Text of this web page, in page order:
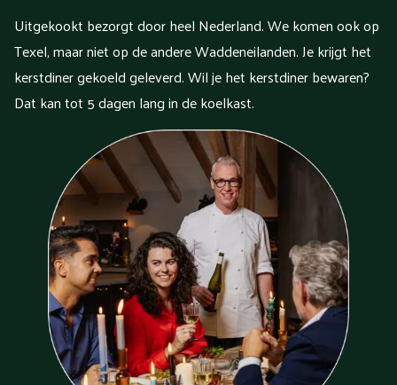
Uitgekookt bezorgt door heel Nederland. We komen ook op
Texel, maar niet op de andere Waddeneilanden. Je krijgt het
kerstdiner gekoeld geleverd. Wil je het kerstdiner bewaren?
Dat kan tot 5 dagen lang in de koelkast.